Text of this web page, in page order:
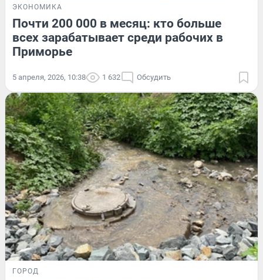
ЭКОНОМИКА
Почти 200 000 в месяц: кто больше
всех зарабатывает среди рабочих в
Приморье
5 апреля, 2026, 10:38 1 632 Обсудить
ГОРОД